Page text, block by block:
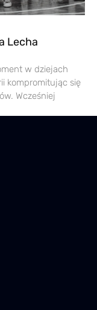
Lecha
w dziejach
kompromitując się
Wcześniej